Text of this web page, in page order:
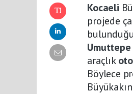
Kocaeli
projede
Umuttepe
araçlık
Böylece